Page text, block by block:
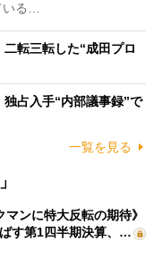
いる…
二転三転した“成田プロ
独占入手“内部議事録”で
一覧を見る
マンに特大反転の期待》
す第1四半期決算、…